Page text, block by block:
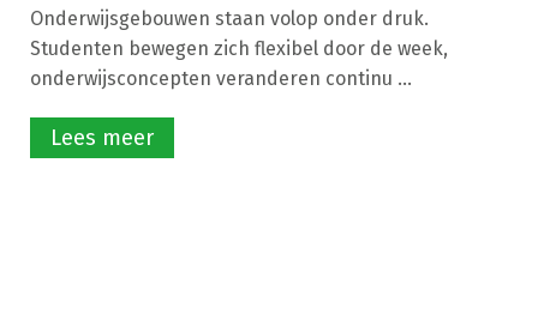
Onderwijsgebouwen staan volop onder druk.
Studenten bewegen zich flexibel door de week,
onderwijsconcepten veranderen continu ...
Lees meer